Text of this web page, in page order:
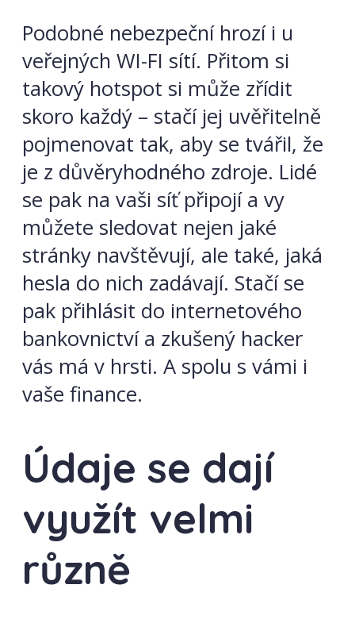
Podobné nebezpeční hrozí i u
veřejných WI-FI sítí. Přitom si
takový hotspot si může zřídit
skoro každý – stačí jej uvěřitelně
pojmenovat tak, aby se tvářil, že
je z důvěryhodného zdroje. Lidé
se pak na vaši síť připojí a vy
můžete sledovat nejen jaké
stránky navštěvují, ale také, jaká
hesla do nich zadávají. Stačí se
pak přihlásit do internetového
bankovnictví a zkušený hacker
vás má v hrsti. A spolu s vámi i
vaše finance.
Údaje se dají
využít velmi
různě